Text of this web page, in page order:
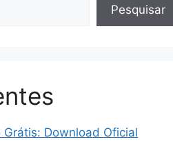
Pesquisar
Grátis: Download Oficial